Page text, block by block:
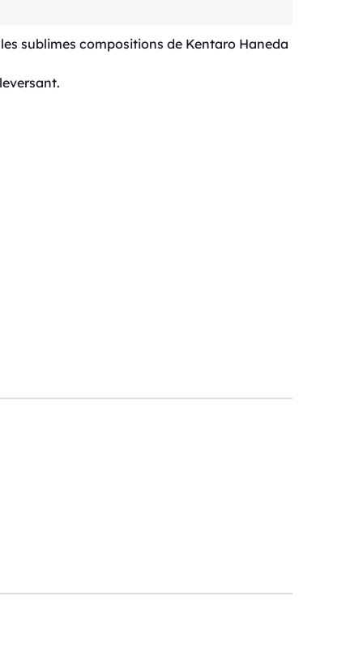
sublimes compositions de Kentaro Haneda